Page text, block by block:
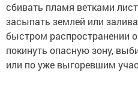
сбивать пламя ветками
засыпать землей или
быстром распространении
покинуть опасную зону,
или по уже выгоревшим